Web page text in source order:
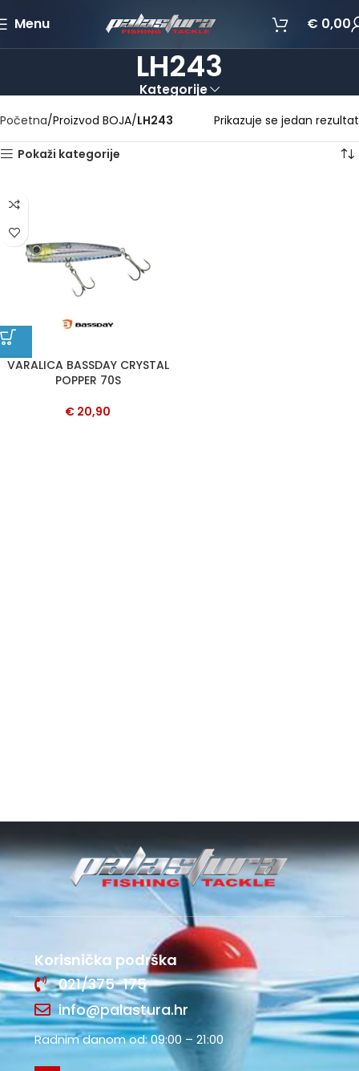
Menu € 0,00
LH243
Kategorije
Početna Proizvod BOJA LH243 Prikazuje se jedan rezultat
Pokaži kategorije
VARALICA BASSDAY CRYSTAL
POPPER 70S
€ 20,90
Korisnička podrška
021/375-175
info@palastura.hr
Radnim danom od: 09:00 – 21:00